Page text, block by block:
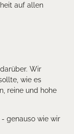
auf allen
Wir
wie es
reine und hohe
genauso wie wir